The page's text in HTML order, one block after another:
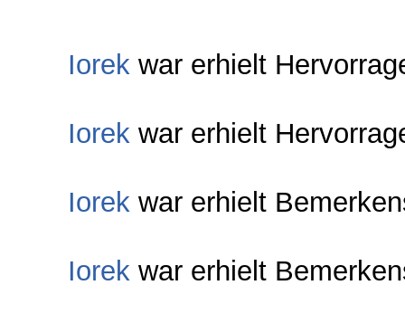
Iorek war erhielt
Iorek war erhielt
Iorek war erhielt
Iorek war erhielt